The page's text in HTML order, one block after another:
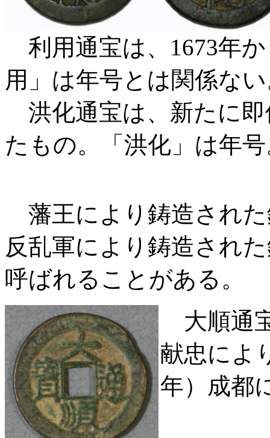
利用通宝は、1673年
用」は年号とは関係な
洪化通宝は、新たに即
たもの。「洪化」は年
藩王により鋳造され
反乱軍により鋳造され
呼ばれることがある。
大順通
献忠によ
年）成都